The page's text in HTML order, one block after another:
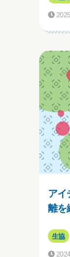
アイ
離を
生協